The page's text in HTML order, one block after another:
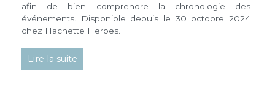
afin de bien comprendre la chronologie des
événements. Disponible depuis le 30 octobre 2024
chez Hachette Heroes.
Lire la suite